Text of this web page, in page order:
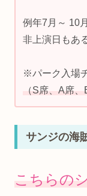
例年7月～ 10
非上演日もあ
※パーク入場
（S席、A席
サンジの海
こちらの